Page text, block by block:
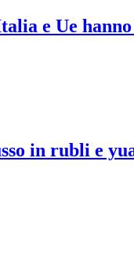
e Ue
in rubli e